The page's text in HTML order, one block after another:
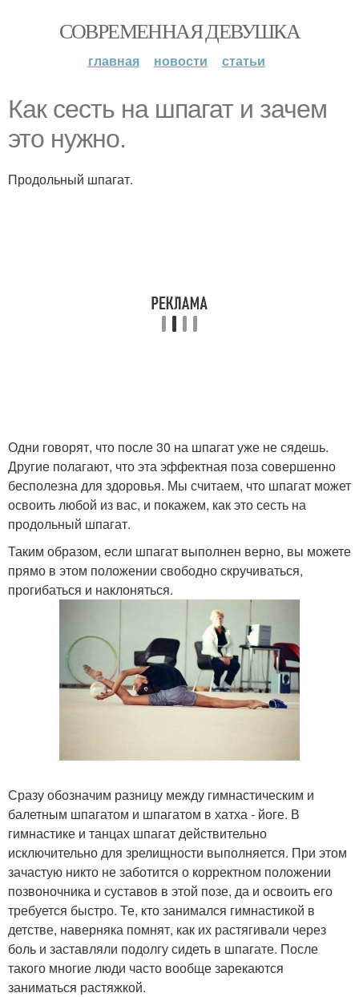
СОВРЕМЕННАЯ ДЕВУШКА
главная новости статьи
Как сесть на шпагат и зачем
это нужно.
Продольный шпагат.
Одни говорят, что после 30 на шпагат уже не сядешь.
Другие полагают, что эта эффектная поза совершенно
бесполезна для здоровья. Мы считаем, что шпагат может
освоить любой из вас, и покажем, как это сесть на
продольный шпагат.
Таким образом, если шпагат выполнен верно, вы можете
прямо в этом положении свободно скручиваться,
прогибаться и наклоняться.
Сразу обозначим разницу между гимнастическим и
балетным шпагатом и шпагатом в хатха - йоге. В
гимнастике и танцах шпагат действительно
исключительно для зрелищности выполняется. При этом
зачастую никто не заботится о корректном положении
позвоночника и суставов в этой позе, да и освоить его
требуется быстро. Те, кто занимался гимнастикой в
детстве, наверняка помнят, как их растягивали через
боль и заставляли подолгу сидеть в шпагате. После
такого многие люди часто вообще зарекаются
заниматься растяжкой.